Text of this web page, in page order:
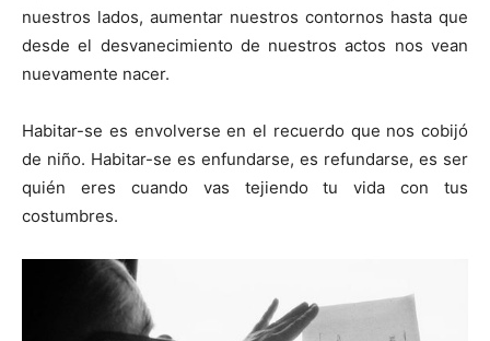
nuestros lados, aumentar nuestros contornos hasta que
desde el desvanecimiento de nuestros actos nos vean
nuevamente nacer.
Habitar-se es envolverse en el recuerdo que nos cobijó
de niño. Habitar-se es enfundarse, es refundarse, es ser
quién eres cuando vas tejiendo tu vida con tus
costumbres.